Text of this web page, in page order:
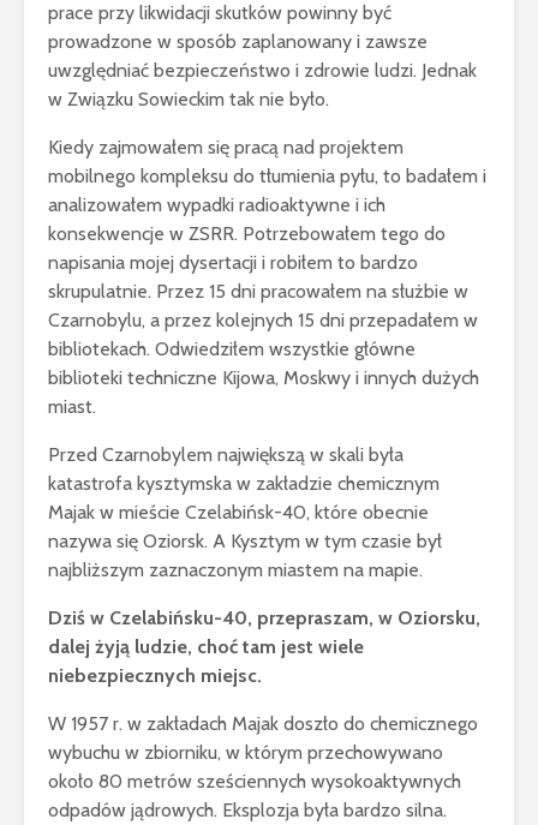
prace przy likwidacji skutków powinny być
prowadzone w sposób zaplanowany i zawsze
uwzględniać bezpieczeństwo i zdrowie ludzi. Jednak
w Związku Sowieckim tak nie było.
Kiedy zajmowałem się pracą nad projektem
mobilnego kompleksu do tłumienia pyłu, to badałem i
analizowałem wypadki radioaktywne i ich
konsekwencje w ZSRR. Potrzebowałem tego do
napisania mojej dysertacji i robiłem to bardzo
skrupulatnie. Przez 15 dni pracowałem na służbie w
Czarnobylu, a przez kolejnych 15 dni przepadałem w
bibliotekach. Odwiedziłem wszystkie główne
biblioteki techniczne Kijowa, Moskwy i innych dużych
miast.
Przed Czarnobylem największą w skali była
katastrofa kysztymska w zakładzie chemicznym
Majak w mieście Czelabińsk-40, które obecnie
nazywa się Oziorsk. A Kysztym w tym czasie był
najbliższym zaznaczonym miastem na mapie.
Dziś w Czelabińsku-40, przepraszam, w Oziorsku,
dalej żyją ludzie, choć tam jest wiele
niebezpiecznych miejsc.
W 1957 r. w zakładach Majak doszło do chemicznego
wybuchu w zbiorniku, w którym przechowywano
około 80 metrów sześciennych wysokoaktywnych
odpadów jądrowych. Eksplozja była bardzo silna.